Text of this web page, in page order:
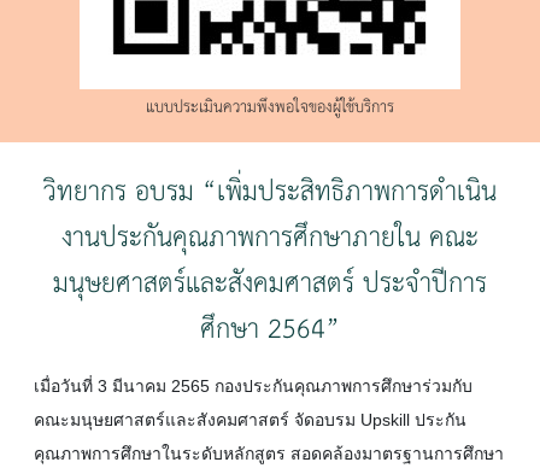
แบบประเมินความพึงพอใจของผู้ใช้บริการ
วิทยากร อบรม “เพิ่มประสิทธิภาพการดำเนิน
งานประกันคุณภาพการศึกษาภายใน คณะ
มนุษยศาสตร์และสังคมศาสตร์ ประจำปีการ
ศึกษา 2564”
เมื่อวันที่ 3 มีนาคม 2565 กองประกันคุณภาพการศึกษาร่วมกับ
คณะมนุษยศาสตร์และสังคมศาสตร์ จัดอบรม Upskill ประกัน
คุณภาพการศึกษาในระดับหลักสูตร สอดคล้องมาตรฐานการศึกษา